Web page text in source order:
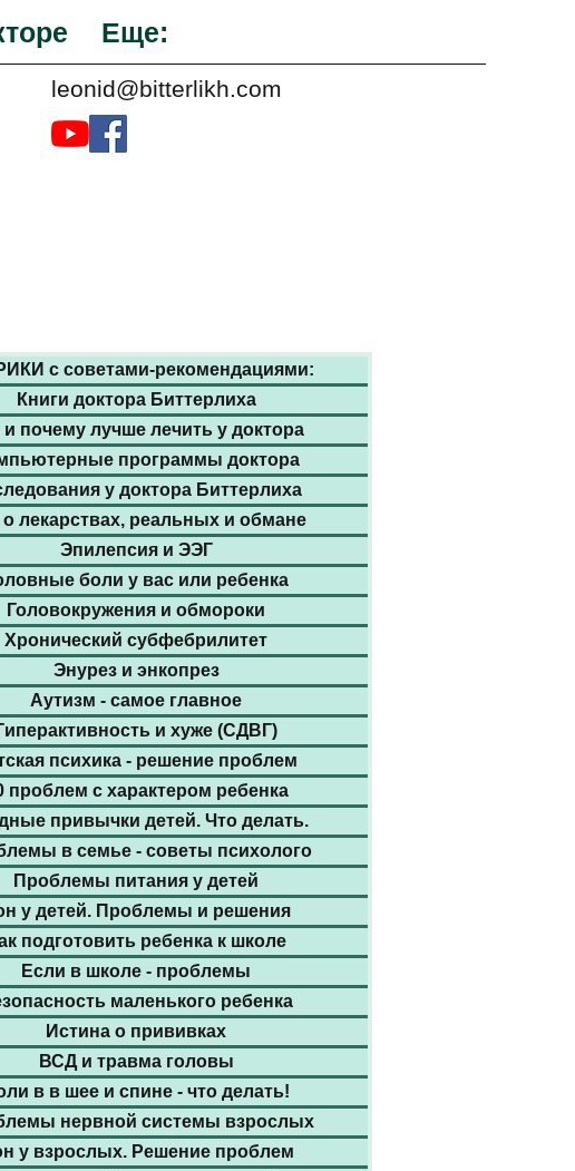
Еще:
leonid@bitterlikh.com
с советами-рекомендациями:
Книги доктора Биттерлиха
и почему лучше лечить у доктора
программы доктора
у доктора Биттерлиха
о лекарствах, реальных и обмане
Эпилепсия и ЭЭГ
боли у вас или ребенка
Головокружения и обмороки
Хронический субфебрилитет
Энурез и энкопрез
Аутизм - самое главное
и хуже (СДВГ)
психика - решение проблем
проблем с характером ребенка
привычки детей. Что делать.
в семье - советы психолого
Проблемы питания у детей
у детей. Проблемы и решения
подготовить ребенка к школе
Если в школе - проблемы
маленького ребенка
Истина о прививках
ВСД и травма головы
в в шее и спине - что делать!
нервной системы взрослых
у взрослых. Решение проблем